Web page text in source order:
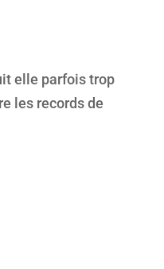
elle parfois trop
les records de